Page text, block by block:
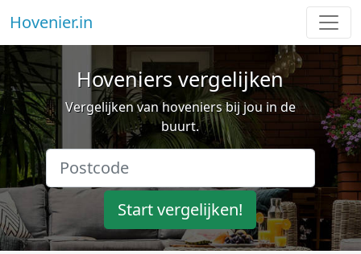
Hovenier.in
Hoveniers vergelijken
Vergelijken van hoveniers bij jou in de
buurt.
Start vergelijken!